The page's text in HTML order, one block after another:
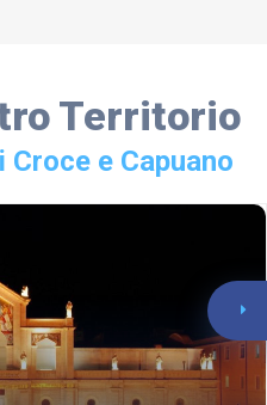
Territorio
Croce e Capuano